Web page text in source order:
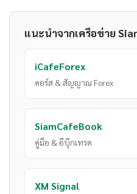
แนะนำจากเครือข่าย
iCafeForex
คอร์ส & สัญญาณ Forex
SiamCafeBook
คู่มือ & อีบุ๊กเทรด
XM Signal